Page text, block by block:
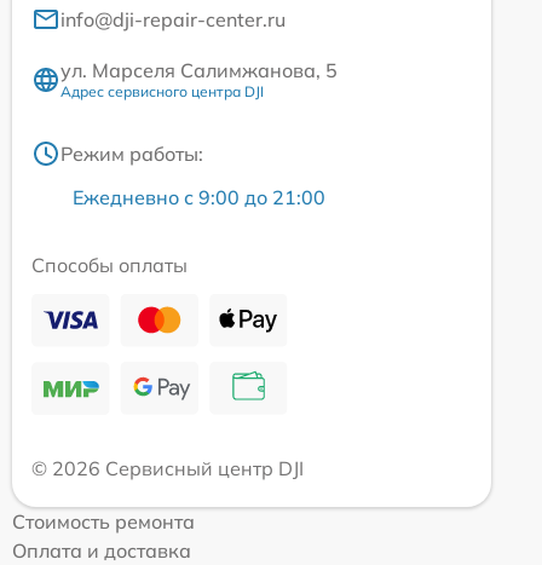
info@dji-repair-center.ru
ул. Марселя Салимжанова, 5
Адрес сервисного центра DJI
Режим работы:
Ежедневно с 9:00 до 21:00
Способы оплаты
© 2026 Сервисный центр DJI
Стоимость ремонта
Оплата и доставка